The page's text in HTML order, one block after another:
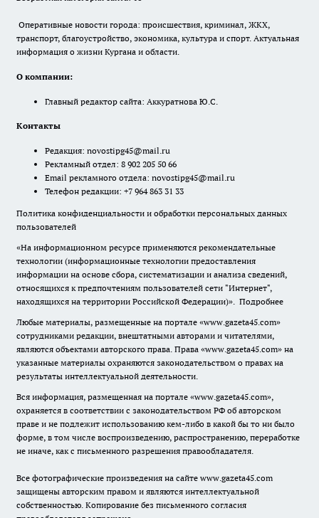
Оперативные новости города: происшествия, криминал, ЖКХ,
транспорт, благоустройство, экономика, культура и спорт. Актуальная
информация о жизни Кургана и области.
О компании:
Главный редактор сайта: Аккуратнова Ю.С.
Контакты
Редакция: novostipg45@mail.ru
Рекламный отдел: 8 902 205 50 66
Email рекламного отдела: novostipg45@mail.ru
Телефон редакции: +7 964 863 31 33
Политика конфиденциальности и обработки персональных данных
пользователей
«На информационном ресурсе применяются рекомендательные
технологии (информационные технологии предоставления
информации на основе сбора, систематизации и анализа сведений,
относящихся к предпочтениям пользователей сети "Интернет",
находящихся на территории Российской Федерации)». Подробнее
Любые материалы, размещенные на портале «www.gazeta45.com»
сотрудниками редакции, внештатными авторами и читателями,
являются объектами авторского права. Права «www.gazeta45.com» на
указанные материалы охраняются законодательством о правах на
результаты интеллектуальной деятельности.
Вся информация, размещенная на портале «www.gazeta45.com»,
охраняется в соответствии с законодательством РФ об авторском
праве и не подлежит использованию кем-либо в какой бы то ни было
форме, в том числе воспроизведению, распространению, переработке
не иначе, как с письменного разрешения правообладателя.
Все фотографические произведения на сайте www.gazeta45.com
защищены авторским правом и являются интеллектуальной
собственностью. Копирование без письменного согласия